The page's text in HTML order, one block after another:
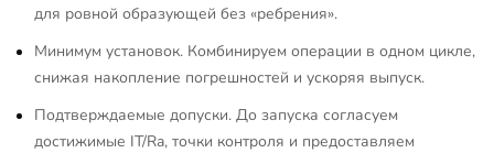
для ровной образующей без «ребрения».
Минимум установок. Комбинируем операции в одном цикле,
снижая накопление погрешностей и ускоряя выпуск.
Подтверждаемые допуски. До запуска согласуем
достижимые IT/Ra, точки контроля и предоставляем